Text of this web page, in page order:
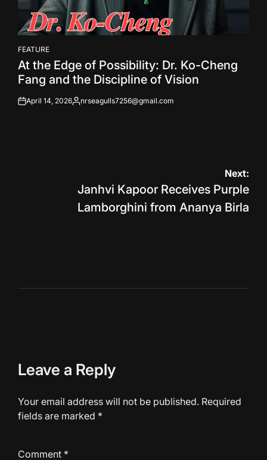
POSTED
IN
FEATURE
At the Edge of Possibility: Dr. Ko-Cheng
Fang and the Discipline of Vision
onApril 14, 2026Posted
nrseagulls7256@gmail.com
navigation
Next:
Janhvi Kapoor Receives Purple
Lamborghini from Ananya Birla
Leave a Reply
Your email address will not be published. Required
fields are marked *
Comment *